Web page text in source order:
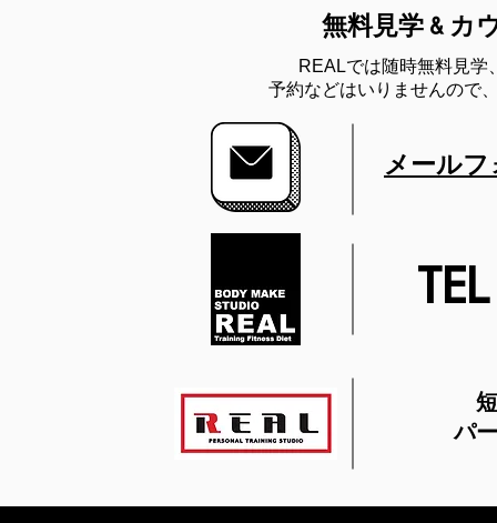
無料見学 & カ
REALでは随時無料見学
予約などはいりませんので
メール
TEL
パ